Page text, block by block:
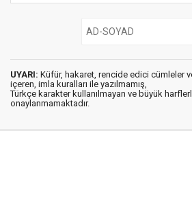
UYARI: Küfür, hakaret, rencide edici cümleler
içeren, imla kuralları ile yazılmamış,
Türkçe karakter kullanılmayan ve büyük
onaylanmamaktadır.